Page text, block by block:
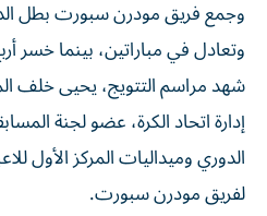
وتعادل في مباراتين، بينما خسر
شهد مراسم التتويج، يحيى
إدارة اتحاد الكرة، عضو لجنة
الدوري وميداليات المركز الأول
لفريق مودرن سبورت.